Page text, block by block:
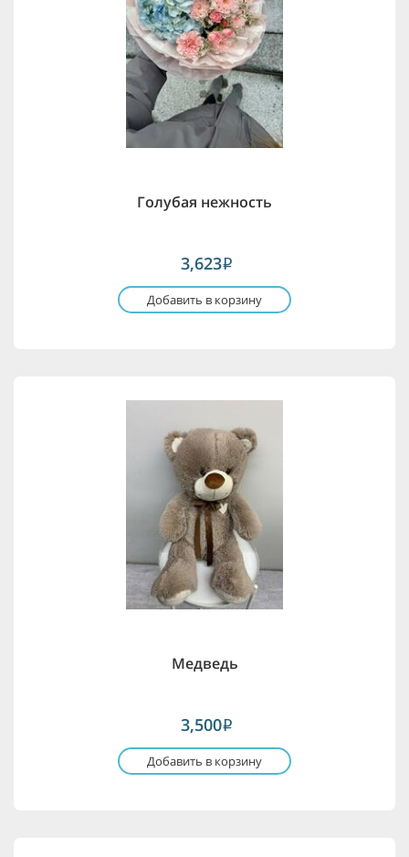
Голубая нежность
3,623i
Добавить в корзину
Медведь
3,500i
Добавить в корзину